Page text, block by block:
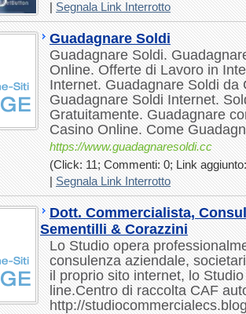
|Segnala Link Interrotto
Guadagnare Soldi
Guadagnare Soldi.
Online. Offerte di Lavoro in
Internet. Guadagnare Soldi da
Guadagnare Soldi Internet.
Gratuitamente. Guadagnare
Casino Online. Come
https://www.guadagnaresoldi.cc
(Click: 11; Commenti: 0; Link
|Segnala Link Interrotto
Dott. Commercialista,
Sementilli & Corazzini
Lo Studio opera
consulenza aziendale,
il proprio sito internet, lo
line.Centro di raccolta CAF
http://